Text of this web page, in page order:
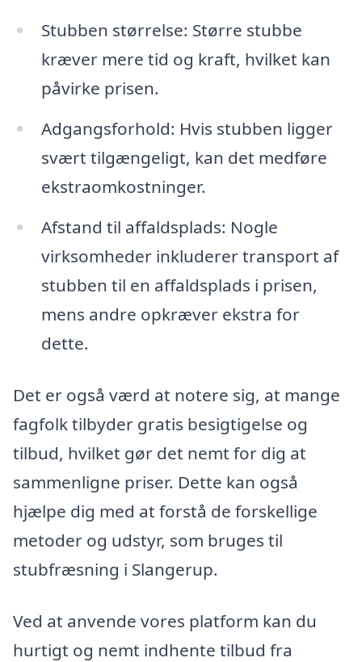
Stubben størrelse: Større stubbe
kræver mere tid og kraft, hvilket kan
påvirke prisen.
Adgangsforhold: Hvis stubben ligger
svært tilgængeligt, kan det medføre
ekstraomkostninger.
Afstand til affaldsplads: Nogle
virksomheder inkluderer transport af
stubben til en affaldsplads i prisen,
mens andre opkræver ekstra for
dette.
Det er også værd at notere sig, at mange
fagfolk tilbyder gratis besigtigelse og
tilbud, hvilket gør det nemt for dig at
sammenligne priser. Dette kan også
hjælpe dig med at forstå de forskellige
metoder og udstyr, som bruges til
stubfræsning i Slangerup.
Ved at anvende vores platform kan du
hurtigt og nemt indhente tilbud fra